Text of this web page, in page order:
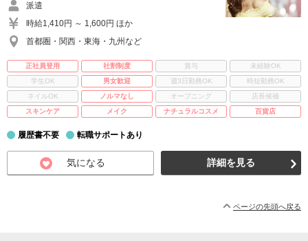
派遣
時給1,410円 ～ 1,600円 ほか
首都圏・関西・東海・九州など
正社員登用 社割制度 賞与
未経験OK
学生OK
男女歓迎 週3日勤務OK
時短勤務OK
ネイルOK
ノルマなし オープニング
店長候補
スキンケア
メイク ナチュラルコスメ 百貨店
履歴書不要 転職サポートあり
気になる 詳細を見る
ページの先頭へ戻る